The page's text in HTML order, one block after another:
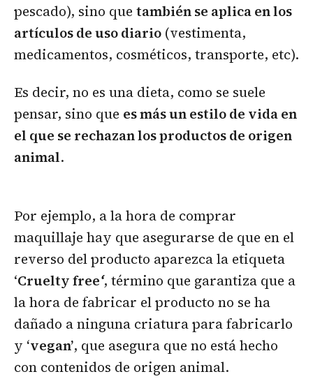
pescado), sino que también se aplica en los
artículos de uso diario (vestimenta,
medicamentos, cosméticos, transporte, etc).
Es decir, no es una dieta, como se suele
pensar, sino que es más un estilo de vida en
el que se rechazan los productos de origen
animal.
Por ejemplo, a la hora de comprar
maquillaje hay que asegurarse de que en el
reverso del producto aparezca la etiqueta
‘Cruelty free‘, término que garantiza que a
la hora de fabricar el producto no se ha
dañado a ninguna criatura para fabricarlo
y ‘vegan’, que asegura que no está hecho
con contenidos de origen animal.